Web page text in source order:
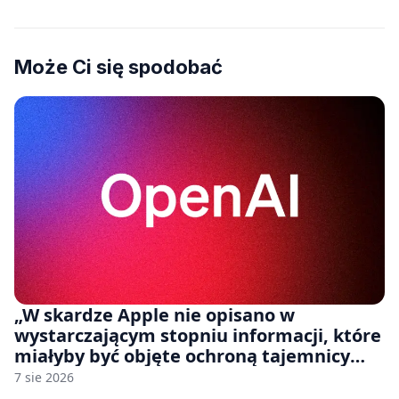
Może Ci się spodobać
„W skardze Apple nie opisano w
wystarczającym stopniu informacji, które
miałyby być objęte ochroną tajemnicy
handlowej”. OpenAI żąda odrzucenia
7 sie 2026